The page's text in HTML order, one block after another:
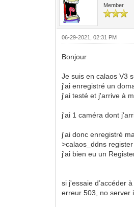
Member
06-29-2021, 02:31 PM
Bonjour
Je suis en calaos V3
j'ai enregistré un
j'ai testé et j'arrive à
j'ai 1 caméra dont
j'ai donc enregistré
>calaos_ddns
j'ai bien eu un
si j'essaie d’accéder
erreur 503, no server